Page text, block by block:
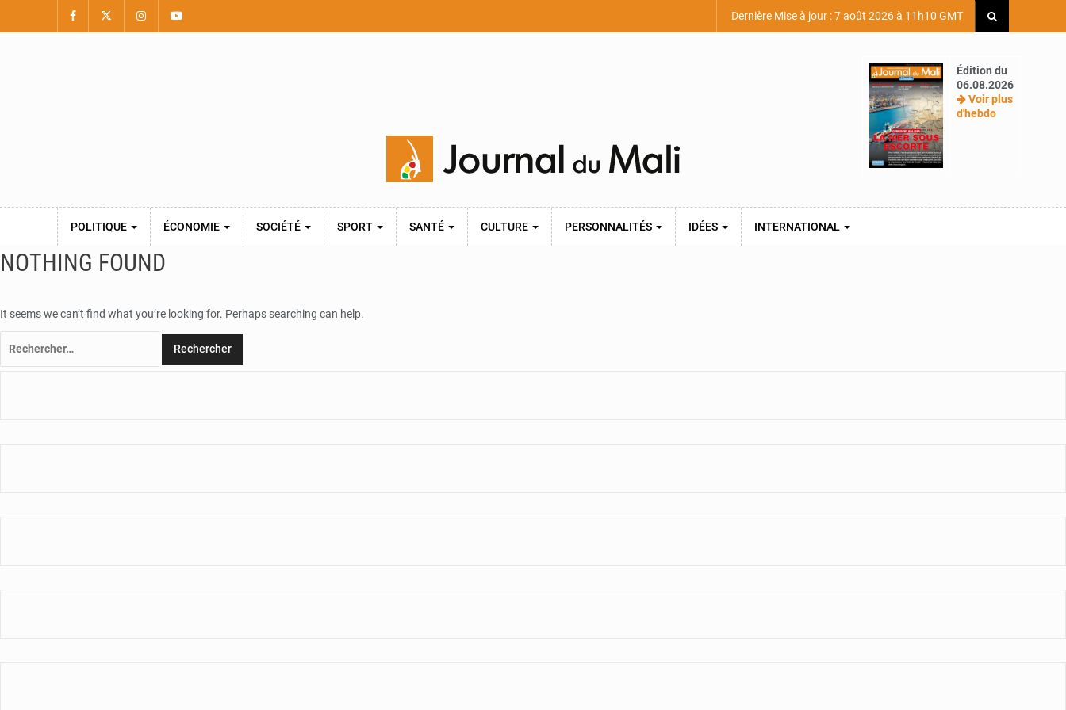
Dernière Mise à jour : 7 août 2026 à 11h10 GMT
Édition du
06.08.2026
Voir plus
d'hebdo
POLITIQUE ÉCONOMIE SOCIÉTÉ SPORT SANTÉ CULTURE PERSONNALITÉS IDÉES INTERNATIONAL
NOTHING FOUND
It seems we can’t find what you’re looking for. Perhaps searching can help.